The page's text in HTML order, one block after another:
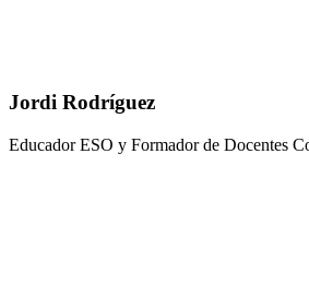
Jordi Rodríguez
Educador ESO y Formador de Docentes